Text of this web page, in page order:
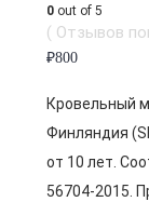
0 out of 5
( Отзывов
₽800
Кровельный
Финляндия
от 10 лет.
56704-2015.